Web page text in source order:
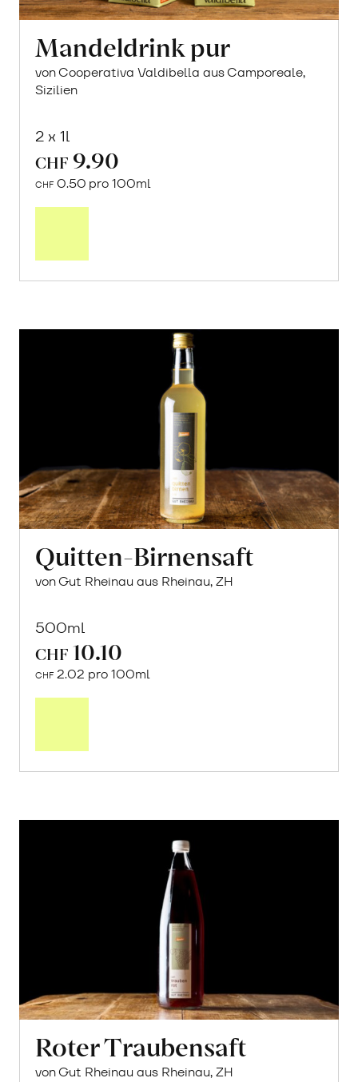
Mandeldrink pur
von Cooperativa Valdibella aus Camporeale,
Sizilien
2 x 1l
CHF 9.90
CHF 0.50 pro 100ml
Quitten-Birnensaft
von Gut Rheinau aus Rheinau, ZH
500ml
CHF 10.10
CHF 2.02 pro 100ml
Roter Traubensaft
von Gut Rheinau aus Rheinau, ZH